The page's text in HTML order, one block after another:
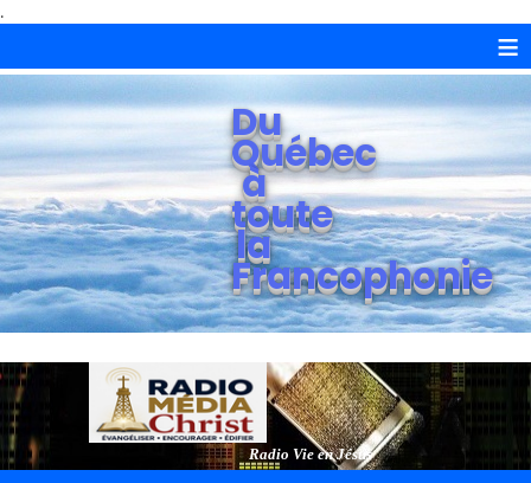
.
≡
Du
Québec
à
toute
la
Francophonie
Radio Vie en Jésus